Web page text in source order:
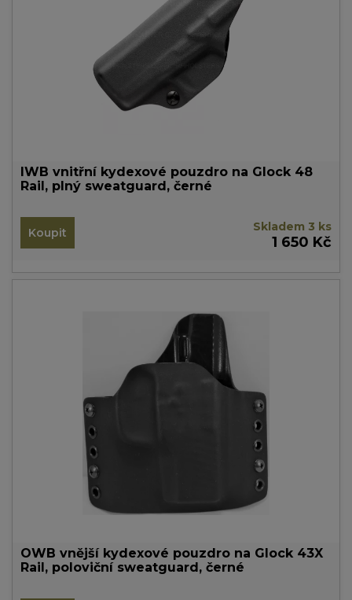
IWB vnitřní kydexové pouzdro na Glock 48
Rail, plný sweatguard, černé
Koupit Skladem 3 ks
1 650 Kč
OWB vnější kydexové pouzdro na Glock 43X
Rail, poloviční sweatguard, černé